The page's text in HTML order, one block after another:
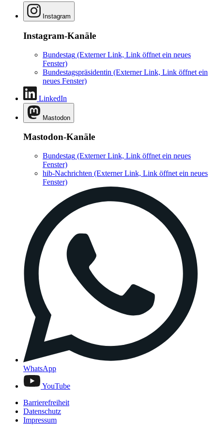
Instagram
Instagram-Kanäle
Bundestag (Externer Link, Link öffnet ein neues
Fenster)
Bundestagspräsidentin (Externer Link, Link öffnet ein
neues Fenster)
LinkedIn
Mastodon
Mastodon-Kanäle
Bundestag (Externer Link, Link öffnet ein neues
Fenster)
hib-Nachrichten (Externer Link, Link öffnet ein neues
Fenster)
WhatsApp
YouTube
Barrierefreiheit
Datenschutz
Impressum